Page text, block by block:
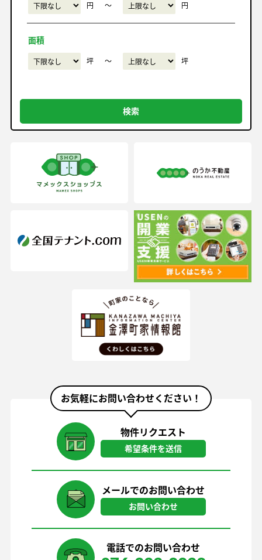
円 〜 円
面積
坪 〜 坪
お気軽にお問い合わせください！
物件リクエスト
希望条件を送信
メールでのお問い合わせ
お問い合わせ
電話でのお問い合わせ